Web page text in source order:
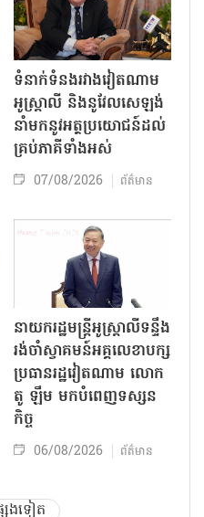
ទំនាក់ទំនងរវាងវៀតណាម
អូស្ត្រាលី និងនូវែលសេឡង់
នាំមកនូវអត្ថប្រយោជន៍ដល់
គ្រប់ភាគីទាំងអស់
07/08/2026 ព័ត៌មាន
នាយករដ្ឋមន្ត្រីអូស្ត្រាលីទន្ទឹង
រង់ចាំស្វាគមន៍អគ្គលេខាបក្ស
ប្រធានរដ្ឋវៀតណាម លោក
តូ ឡឹម មកបំពេញទស្សន
កិច្ច
06/08/2026 ព័ត៌មាន
េងទៀត